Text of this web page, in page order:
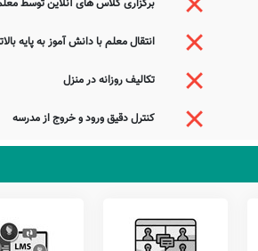
تبلت یا موبایل قبل از شروع کلاس، سامانه ارتباط
چشمه آوش، ارتباط مستقیم برقرار نمایید.
آموزان خود، اقدام به برگزاری آزمون های هماهنگ
برگزاری کلاس های آنلاین توسط
انتقال معلم با دانش آموز به پایه
تکالیف روزانه در منزل
کنترل دقیق ورود و خروج از مدرسه